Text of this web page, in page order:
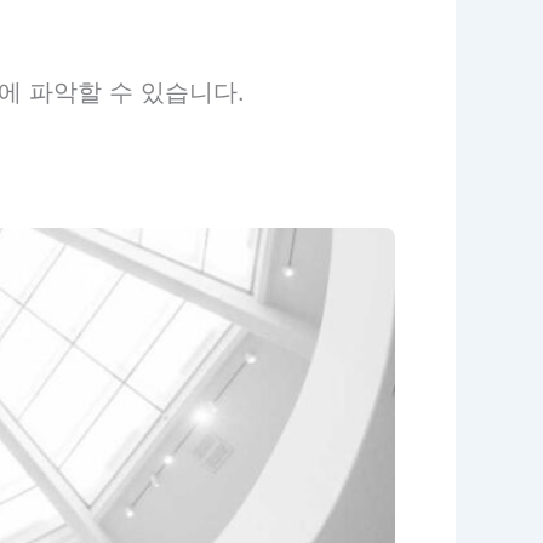
파악할 수 있습니다.